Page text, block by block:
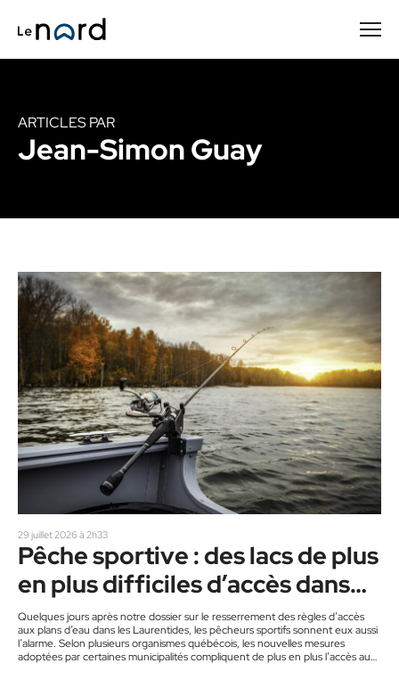
ARTICLES PAR
Jean-Simon Guay
29 juillet 2026 à 2h33
Pêche sportive : des lacs de plus
en plus difficiles d’accès dans
les Laurentides
Quelques jours après notre dossier sur le resserrement des règles d’accès
aux plans d’eau dans les Laurentides, les pêcheurs sportifs sonnent eux aussi
l’alarme. Selon plusieurs organismes québécois, les nouvelles mesures
adoptées par certaines municipalités compliquent de plus en plus l’accès aux